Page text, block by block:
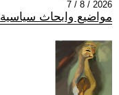
2026 / 8 / 7
مواضيع وابحاث سياسية